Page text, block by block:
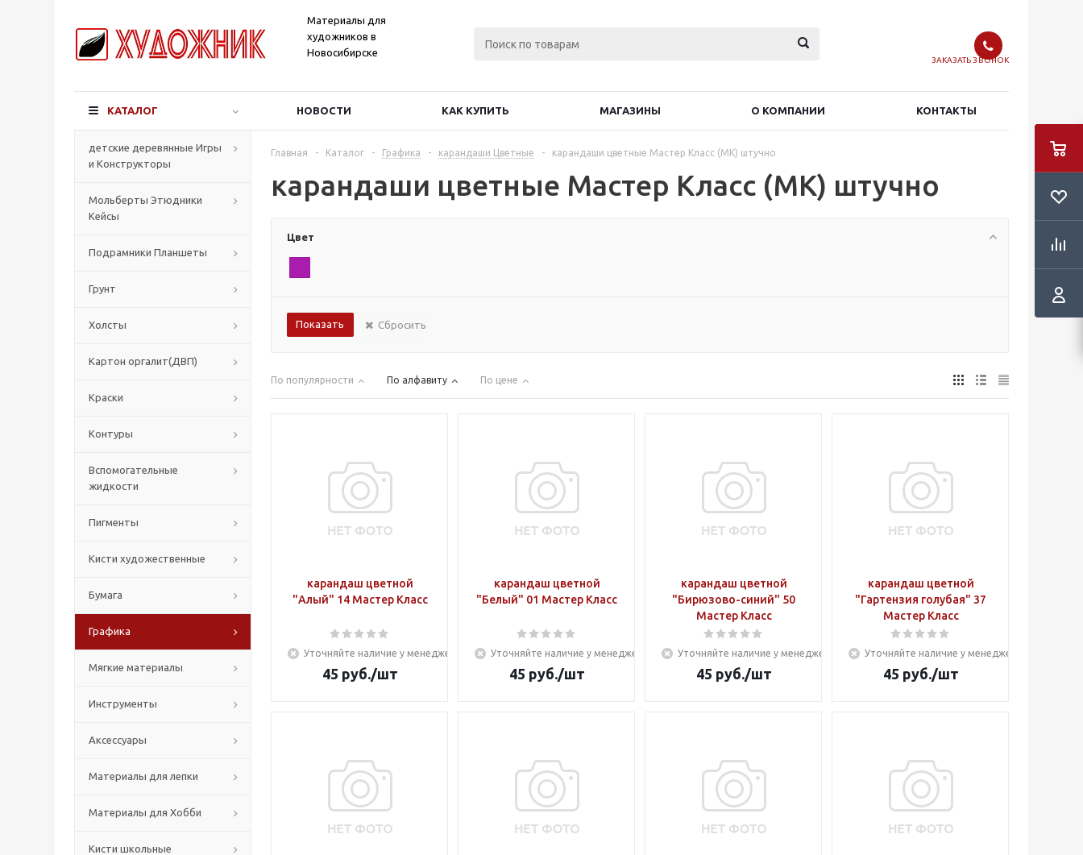
Материалы для
художников в
Новосибирске
ЗАКАЗАТЬ ЗВОНОК
КАТАЛОГ НОВОСТИ КАК КУПИТЬ МАГАЗИНЫ О КОМПАНИИ КОНТАКТЫ
детские деревянные Игры
и Конструкторы
Мольберты Этюдники
Кейсы
Подрамники Планшеты
Грунт
Холсты
Картон оргалит(ДВП)
Краски
Контуры
Вспомогательные
жидкости
Пигменты
Кисти художественные
Бумага
Графика
Мягкие материалы
Инструменты
Аксессуары
Материалы для лепки
Материалы для Хобби
Кисти школьные
Главная - Каталог - Графика - карандаши Цветные - карандаши цветные Мастер Класс (МК) штучно
карандаши цветные Мастер Класс (МК) штучно
Цвет
Сбросить
По популярности По алфавиту По цене
карандаш цветной
"Алый" 14 Мастер Класс
Уточняйте наличие у менеджера
45 руб./шт
карандаш цветной
"Белый" 01 Мастер Класс
Уточняйте наличие у менеджера
45 руб./шт
карандаш цветной
"Бирюзово-синий" 50
Мастер Класс
Уточняйте наличие у менеджера
45 руб./шт
карандаш цветной
"Гартензия голубая" 37
Мастер Класс
Уточняйте наличие у менеджера
45 руб./шт